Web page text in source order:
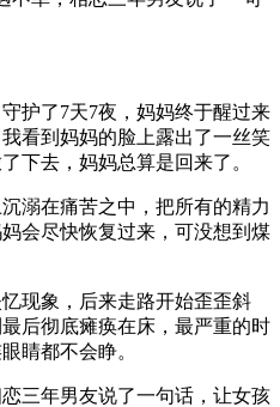
护了7天7夜，妈妈终于醒过来
看到妈妈的脸上露出了一丝笑
下去，妈妈总算是回来了。
溺在痛苦之中，把所有的精力
会尽快恢复过来，可没想到煤
现象，后来走路开始歪歪斜
后彻底瘫痪在床，最严重的时
睛都不会睁。